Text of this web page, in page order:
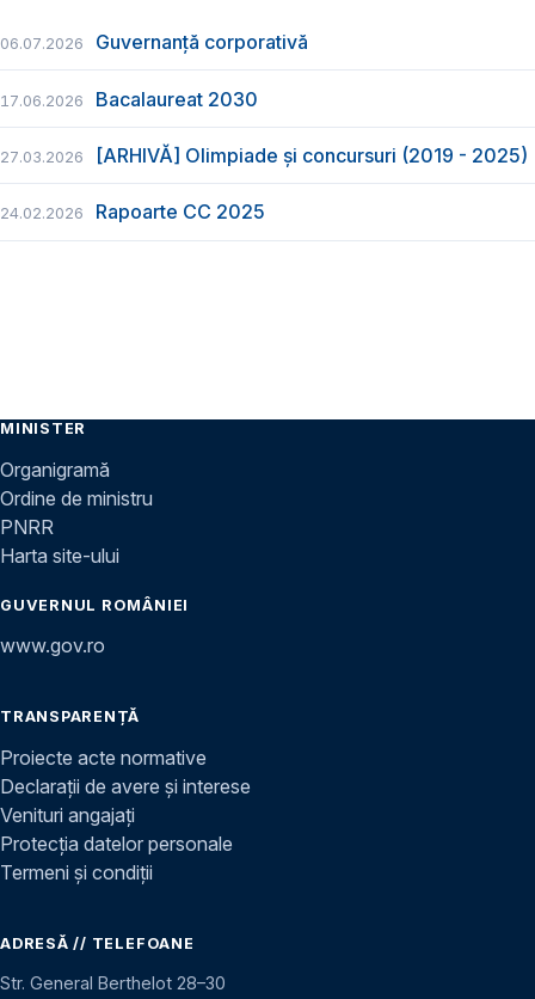
06.07.2026 Guvernanță corporativă
17.06.2026 Bacalaureat 2030
27.03.2026 [ARHIVĂ] Olimpiade și concursuri (2019 - 2025)
24.02.2026 Rapoarte CC 2025
MINISTER
Organigramă
Ordine de ministru
PNRR
Harta site-ului
GUVERNUL ROMÂNIEI
www.gov.ro
TRANSPARENȚĂ
Proiecte acte normative
Declarații de avere și interese
Venituri angajați
Protecția datelor personale
Termeni și condiții
ADRESĂ // TELEFOANE
Str. General Berthelot 28–30